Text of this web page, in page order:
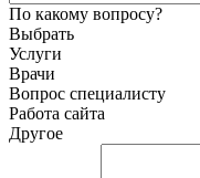
По какому вопросу?
Выбрать
Услуги
Врачи
Вопрос специалисту
Работа сайта
Другое